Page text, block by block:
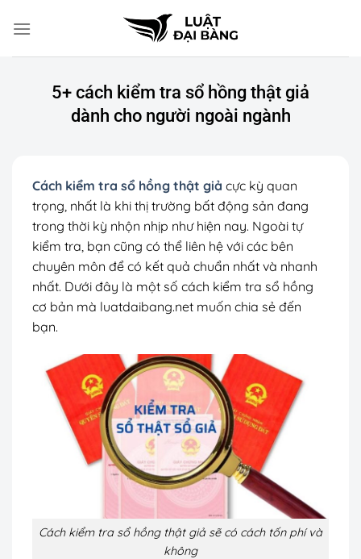
đến
5+ cách kiểm tra sổ hồng thật giả
dành cho người ngoài ngành
Cách kiểm tra sổ hồng thật giả cực kỳ quan
trọng, nhất là khi thị trường bất động sản đang
trong thời kỳ nhộn nhịp như hiện nay. Ngoài tự
kiểm tra, bạn cũng có thể liên hệ với các bên
chuyên môn để có kết quả chuẩn nhất và nhanh
nhất. Dưới đây là một số cách kiểm tra sổ hồng
cơ bản mà luatdaibang.net muốn chia sẻ đến
bạn.
Cách kiểm tra sổ hồng thật giả sẽ có cách tốn phí và
không